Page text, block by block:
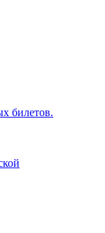
билетов.